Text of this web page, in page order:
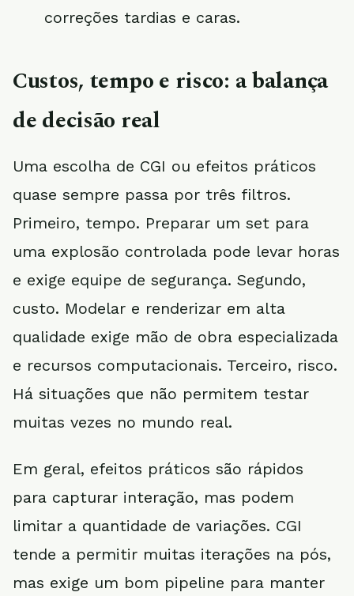
correções tardias e caras.
Custos, tempo e risco: a balança
de decisão real
Uma escolha de CGI ou efeitos práticos
quase sempre passa por três filtros.
Primeiro, tempo. Preparar um set para
uma explosão controlada pode levar horas
e exige equipe de segurança. Segundo,
custo. Modelar e renderizar em alta
qualidade exige mão de obra especializada
e recursos computacionais. Terceiro, risco.
Há situações que não permitem testar
muitas vezes no mundo real.
Em geral, efeitos práticos são rápidos
para capturar interação, mas podem
limitar a quantidade de variações. CGI
tende a permitir muitas iterações na pós,
mas exige um bom pipeline para manter